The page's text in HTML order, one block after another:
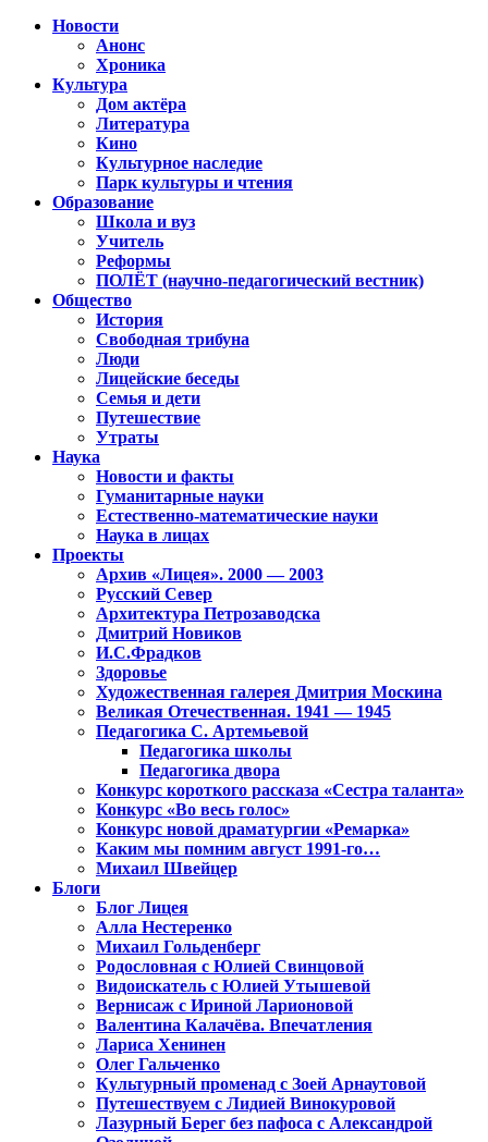
Новости
Анонс
Хроника
Культура
Дом актёра
Литература
Кино
Культурное наследие
Парк культуры и чтения
Образование
Школа и вуз
Учитель
Реформы
ПОЛЁТ (научно-педагогический вестник)
Общество
История
Свободная трибуна
Люди
Лицейские беседы
Семья и дети
Путешествие
Утраты
Наука
Новости и факты
Гуманитарные науки
Естественно-математические науки
Наука в лицах
Проекты
Архив «Лицея». 2000 — 2003
Русский Север
Архитектура Петрозаводска
Дмитрий Новиков
И.С.Фрадков
Здоровье
Художественная галерея Дмитрия Москина
Великая Отечественная. 1941 — 1945
Педагогика С. Артемьевой
Педагогика школы
Педагогика двора
Конкурс короткого рассказа «Сестра таланта»
Конкурс «Во весь голос»
Конкурс новой драматургии «Ремарка»
Каким мы помним август 1991-го…
Михаил Швейцер
Блоги
Блог Лицея
Алла Нестеренко
Михаил Гольденберг
Родословная с Юлией Свинцовой
Видоискатель с Юлией Утышевой
Вернисаж с Ириной Ларионовой
Валентина Калачёва. Впечатления
Лариса Хенинен
Олег Гальченко
Культурный променад с Зоей Арнаутовой
Путешествуем с Лидией Винокуровой
Лазурный Берег без пафоса с Александрой